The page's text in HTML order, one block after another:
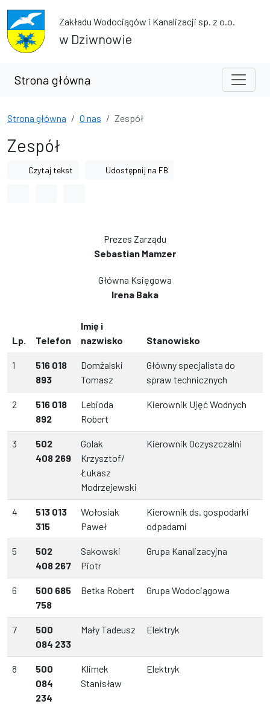
Przejdź do treści
Przejdź do wyszukiwarkiZakładu Wodociągów i Kanalizacji sp. z o.o.
w Dziwnowie
Strona główna
Strona główna O nas Zespół
Zespół
Czytaj tekst Udostępnij na FB
Prezes Zarządu
Sebastian Mamzer
Główna Księgowa
Irena Baka
Lp. Telefon
Imię i
nazwisko
Stanowisko
1
516 018
893
Domżalski
Tomasz
Główny specjalista do
spraw technicznych
2
516 018
892
Lebioda
Robert
Kierownik Ujęć Wodnych
3
502
408 269
Golak
Krzysztof/
Łukasz
Modrzejewski
Kierownik Oczyszczalni
4
513 013
315
Wołosiak
Paweł
Kierownik ds. gospodarki
odpadami
5
502
408 267
Sakowski
Piotr
Grupa Kanalizacyjna
6
500 685
758
Betka Robert Grupa Wodociągowa
7
500
084 233
Mały Tadeusz Elektryk
8
500
084
234
Klimek
Stanisław
Elektryk